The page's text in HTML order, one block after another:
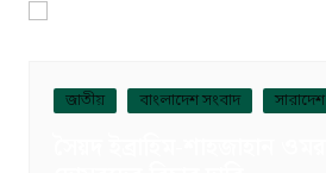
জাতীয় বাংলাদেশ সংবাদ সারাদেশ